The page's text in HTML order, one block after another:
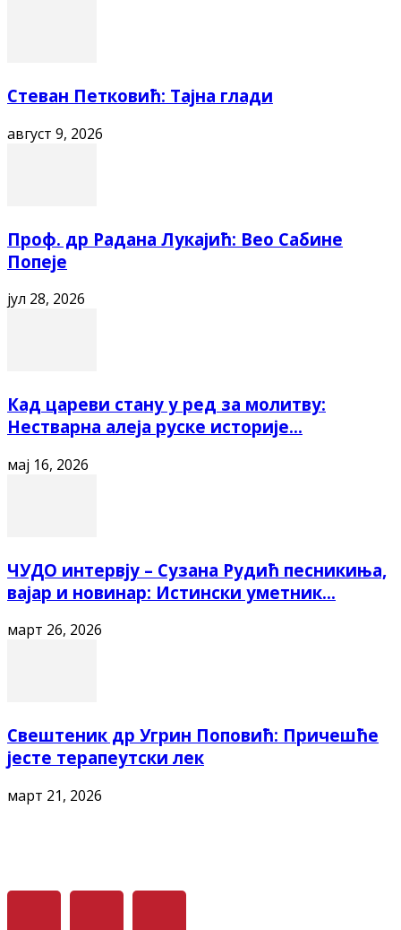
Стеван Петковић: Тајна глади
август 9, 2026
Проф. др Радана Лукајић: Вео Сабине
Попеје
јул 28, 2026
Кад цареви стану у ред за молитву:
Нестварна алеја руске историје...
мај 16, 2026
ЧУДО интервју – Сузана Рудић песникиња,
вајар и новинар: Истински уметник...
март 26, 2026
Свештеник др Угрин Поповић: Причешће
јесте терапеутски лек
март 21, 2026